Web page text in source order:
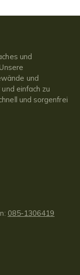
und
und
einfach zu
und sorgenfrei
085-1306419